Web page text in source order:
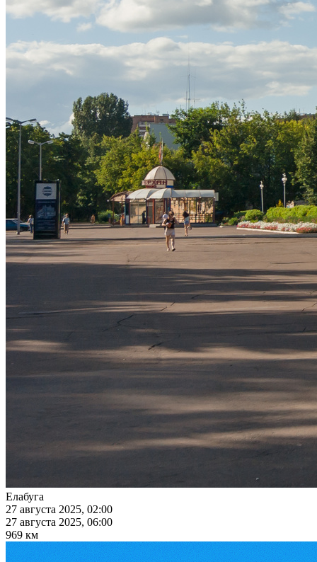
Елабуга
27 августа 2025, 02:00
27 августа 2025, 06:00
969 км